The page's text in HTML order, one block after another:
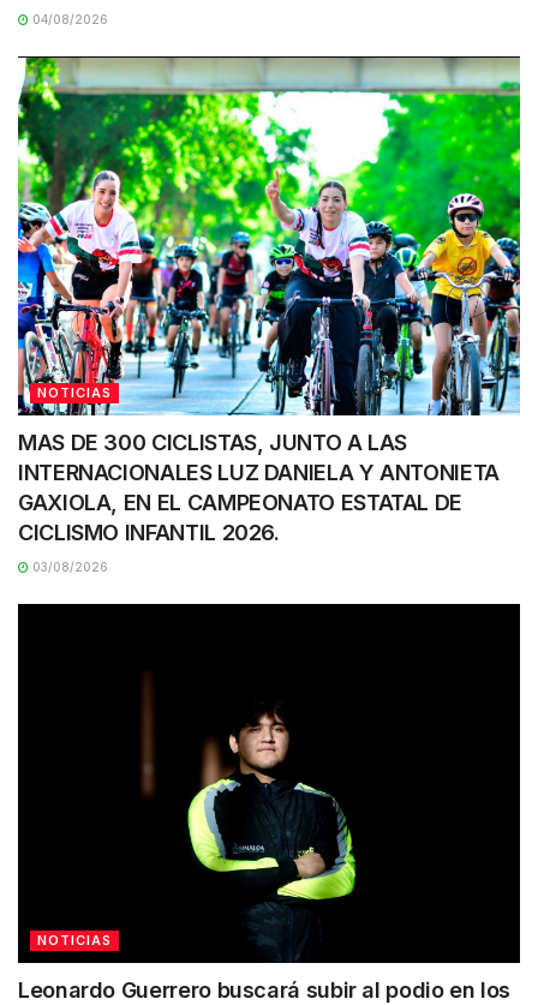
04/08/2026
NOTICIAS
MAS DE 300 CICLISTAS, JUNTO A LAS
INTERNACIONALES LUZ DANIELA Y ANTONIETA
GAXIOLA, EN EL CAMPEONATO ESTATAL DE
CICLISMO INFANTIL 2026.
03/08/2026
NOTICIAS
Leonardo Guerrero buscará subir al podio en los